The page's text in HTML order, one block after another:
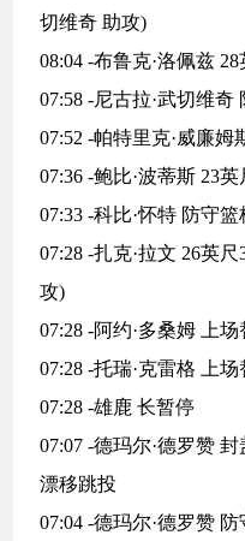
切维奇 助攻)
08:04 -布鲁克·洛佩兹
07:58 -尼古拉·武切维奇
07:52 -帕特里克·威廉姆
07:36 -鲍比·波蒂斯 23
07:33 -科比·怀特 防守篮
07:28 -扎克·拉文 26英
攻)
07:28 -阿约·多桑姆 上
07:28 -托瑞·克雷格 上
07:28 -雄鹿 长暂停
07:07 -德玛尔·德罗赞
漂移跳投
07:04 -德玛尔·德罗赞 防